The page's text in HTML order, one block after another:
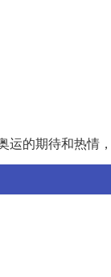
的期待和热情